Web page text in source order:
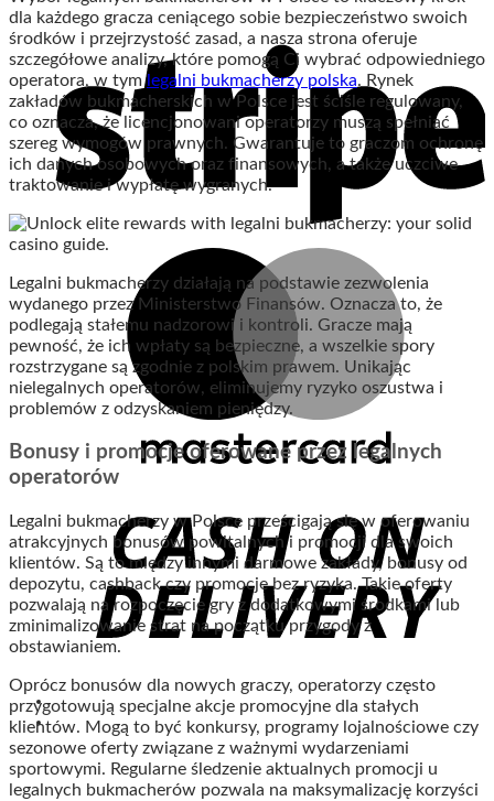
dla każdego gracza ceniącego sobie bezpieczeństwo swoich
środków i przejrzystość zasad, a nasza strona oferuje
szczegółowe analizy, które pomogą Ci wybrać odpowiedniego
operatora, w tym legalni bukmacherzy polska. Rynek
zakładów bukmacherskich w Polsce jest ściśle regulowany,
co oznacza, że licencjonowani operatorzy muszą spełniać
szereg wymogów prawnych. Gwarantuje to graczom ochronę
ich danych osobowych oraz finansowych, a także uczciwe
traktowanie i wypłatę wygranych.
Legalni bukmacherzy działają na podstawie zezwolenia
wydanego przez Ministerstwo Finansów. Oznacza to, że
podlegają stałemu nadzorowi i kontroli. Gracze mają
pewność, że ich wpłaty są bezpieczne, a wszelkie spory
rozstrzygane są zgodnie z polskim prawem. Unikając
nielegalnych operatorów, eliminujemy ryzyko oszustwa i
problemów z odzyskaniem pieniędzy.
Bonusy i promocje oferowane przez legalnych
operatorów
Legalni bukmacherzy w Polsce prześcigają się w oferowaniu
atrakcyjnych bonusów powitalnych i promocji dla swoich
klientów. Są to między innymi darmowe zakłady, bonusy od
depozytu, cashback czy promocje bez ryzyka. Takie oferty
pozwalają na rozpoczęcie gry z dodatkowymi środkami lub
zminimalizowanie strat na początku przygody z
obstawianiem.
Oprócz bonusów dla nowych graczy, operatorzy często
przygotowują specjalne akcje promocyjne dla stałych
klientów. Mogą to być konkursy, programy lojalnościowe czy
sezonowe oferty związane z ważnymi wydarzeniami
sportowymi. Regularne śledzenie aktualnych promocji u
legalnych bukmacherów pozwala na maksymalizację korzyści